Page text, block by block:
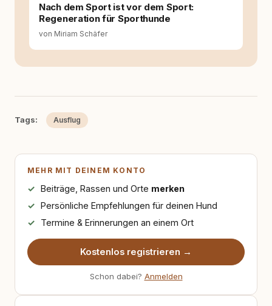
Nach dem Sport ist vor dem Sport:
Regeneration für Sporthunde
von Miriam Schäfer
Tags: Ausflug
MEHR MIT DEINEM KONTO
Beiträge, Rassen und Orte merken
Persönliche Empfehlungen für deinen Hund
Termine & Erinnerungen an einem Ort
Kostenlos registrieren →
Schon dabei? Anmelden